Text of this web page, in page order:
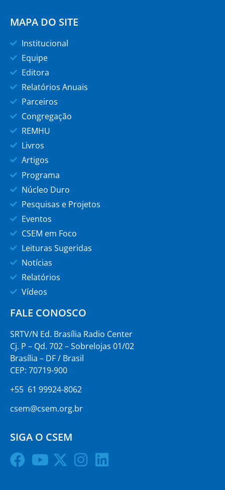
MAPA DO SITE
Institucional
Equipe
Editora
Relatórios Anuais
Parceiros
Congregação
REMHU
Livros
Artigos
Programa
Núcleo Duro
Pesquisas e Projetos
Eventos
CSEM em Foco
Leituras Sugeridas
Notícias
Relatórios
Vídeos
FALE CONOSCO
SRTV/N Ed. Brasília Radio Center
Cj. P – Qd. 702 – Sobrelojas 01/02
Brasília – DF / Brasil
CEP: 70719-900
+55 61 99924-8062
csem@csem.org.br
SIGA O CSEM